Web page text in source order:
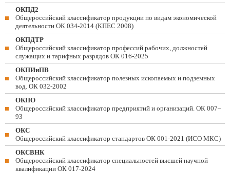
ОКПД2
Общероссийский классификатор продукции по видам экономической
деятельности ОК 034-2014 (КПЕС 2008)
ОКПДТР
Общероссийский классификатор профессий рабочих, должностей
служащих и тарифных разрядов ОК 016-2025
ОКПИиПВ
Общероссийский классификатор полезных ископаемых и подземных
вод. ОК 032-2002
ОКПО
Общероссийский классификатор предприятий и организаций. ОК 007–
93
ОКС
Общероссийский классификатор стандартов ОК 001-2021 (ИСО МКС)
ОКСВНК
Общероссийский классификатор специальностей высшей научной
квалификации ОК 017-2024